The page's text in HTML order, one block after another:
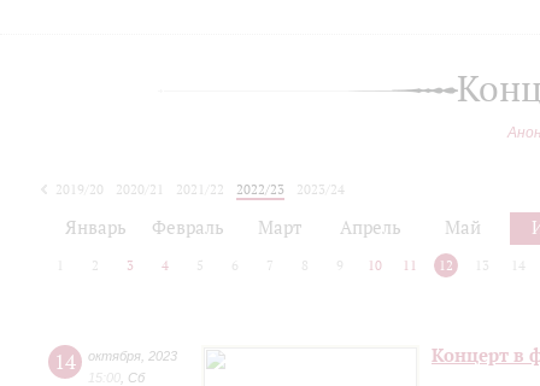
2019/20 2020/21 2021/22 2022/23
2023/24
Январь Февраль Март Апрель Май
2 3 4 5 6 7 8 9 10 11 12 13 14
14 октября 2023
15:00 Сб
Концерт в